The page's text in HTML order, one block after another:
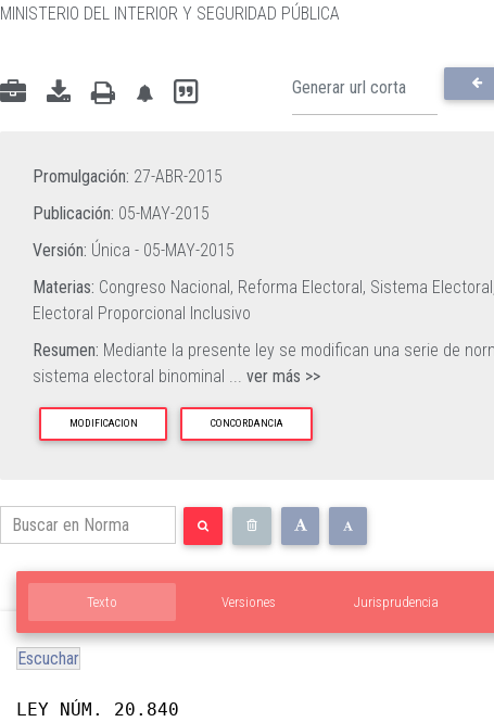
MINISTERIO DEL INTERIOR Y SEGURIDAD PÚBLICA
Promulgación: 27-ABR-2015
Publicación: 05-MAY-2015
Versión: Única - 05-MAY-2015
Materias: Congreso Nacional, Reforma Electoral, Sistema Electoral,
Electoral Proporcional Inclusivo
Resumen: Mediante la presente ley se modifican una serie de
sistema electoral binominal
ver más >>
MODIFICACION CONCORDANCIA
Texto Versiones Jurisprudencia
Escuchar
LEY NÚM. 20.840